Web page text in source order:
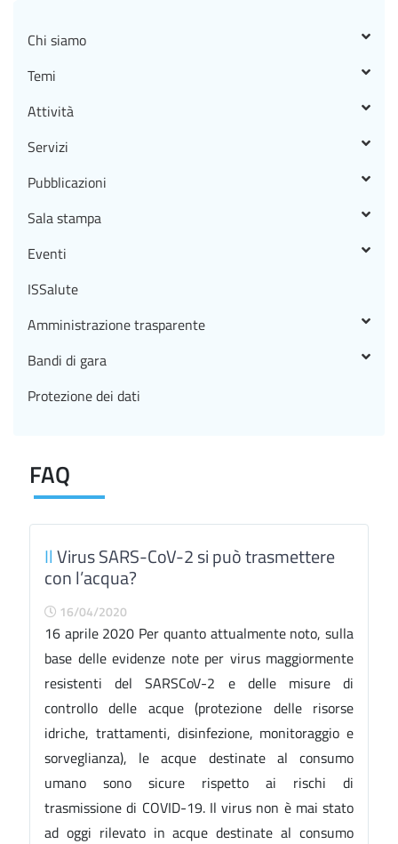
FAQ
IlVirus SARS-CoV-2 si può trasmettere
con l’acqua?
16/04/2020
16 aprile 2020 Per quanto attualmente noto, sulla
base delle evidenze note per virus maggiormente
resistenti del SARSCoV-2 e delle misure di
controllo delle acque (protezione delle risorse
idriche, trattamenti, disinfezione, monitoraggio e
sorveglianza), le acque destinate al consumo
umano sono sicure rispetto ai rischi di
trasmissione di COVID-19. Il virus non è mai stato
ad oggi rilevato in acque destinate al consumo
Chi siamo
Temi
Attività
Servizi
Pubblicazioni
Sala stampa
Eventi
ISSalute
Amministrazione trasparente
Bandi di gara
Protezione dei dati